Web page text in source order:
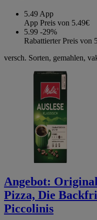
5.49 App
App Preis von 5.49€
5.99 -29%
Rabattierter Preis von
versch. Sorten, gemahlen,
Angebot:
Pizza, Die
Piccolinis